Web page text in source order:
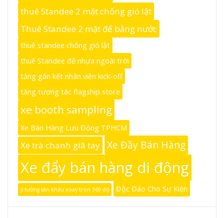
thuê Standee 2 mặt chống gió lật
Thuê Standee 2 mặt đế bằng nước
thuê standee chống gió lật
thuê Standee đế nhựa ngoài trời
tăng gắn kết nhân viên kick-off
tăng tương tác flagship store
xe booth sampling
Xe Bán Hàng Lưu Động TPHCM
Xe trà chanh giã tay Xe Đầy Bán Hàng
Xe đẩy bán hàng di động
ý tưởng sân khấu xoay tròn 360 độ Độc Đáo Cho Sự Kiện